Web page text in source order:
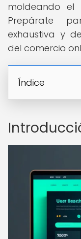
moldeando el
Prepárate
exhaustiva y
del comercio
Índice